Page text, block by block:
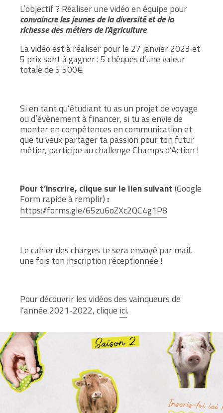
L’objectif ? Réaliser une vidéo en équipe pour
convaincre les jeunes de la diversité et de la
richesse des métiers de l’Agriculture.
La vidéo est à réaliser pour le 27 janvier 2023 et
5 prix sont à gagner : 5 chèques d’une valeur
totale de 5 500€.
Si en tant qu’étudiant tu as un projet de voyage
ou d’évènement à financer, si tu as envie de
monter en compétences en communication et
que tu veux partager ta passion pour ton futur
métier, participe au challenge Champs d’Action !
Pour t’inscrire, clique sur le lien suivant(Google
Form rapide à remplir) :
https://forms.gle/65zu6oZXc2QC4g1P8
Le cahier des charges te sera envoyé par mail,
une fois ton inscription réceptionnée !
Pour découvrir les vidéos des vainqueurs de
l’année 2021-2022, clique ici.